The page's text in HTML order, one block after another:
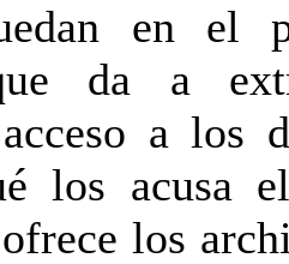
en el
da a
a los
los acusa
los